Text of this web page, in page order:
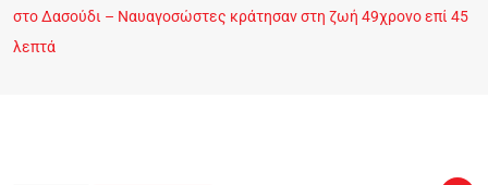
στο Δασούδι – Ναυαγοσώστες κράτησαν στη ζωή 49χρονο επί 45
λεπτά